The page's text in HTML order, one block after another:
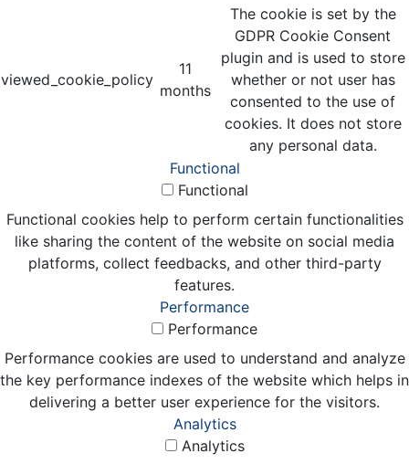
viewed_cookie_policy
11
months
The cookie is set by the
GDPR Cookie Consent
plugin and is used to store
whether or not user has
consented to the use of
cookies. It does not store
any personal data.
Functional
Functional
Functional cookies help to perform certain functionalities
like sharing the content of the website on social media
platforms, collect feedbacks, and other third-party
features.
Performance
Performance
Performance cookies are used to understand and analyze
the key performance indexes of the website which helps in
delivering a better user experience for the visitors.
Analytics
Analytics